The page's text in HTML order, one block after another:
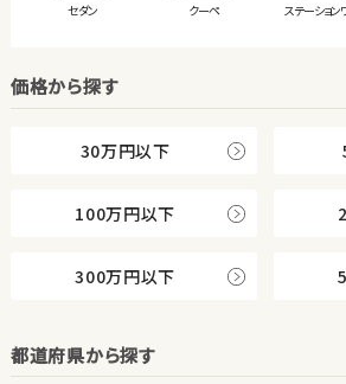
セダン クーペ ステーション
価格から探す
30万円以下
100万円以下
300万円以下
都道府県から探す